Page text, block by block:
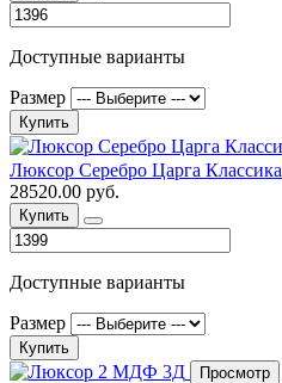
Доступные варианты
Размер
Купить
Люксор Серебро Царга Классика
28520.00 руб.
Купить
Доступные варианты
Размер
Купить
Просмотр